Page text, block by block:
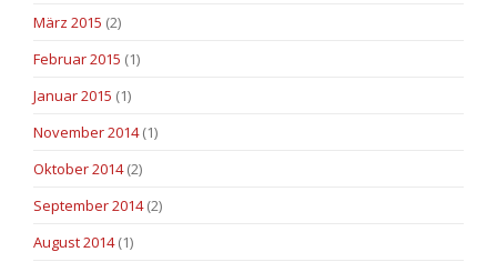
März 2015 (2)
Februar 2015 (1)
Januar 2015 (1)
November 2014(1)
Oktober 2014(2)
September 2014(2)
August 2014(1)